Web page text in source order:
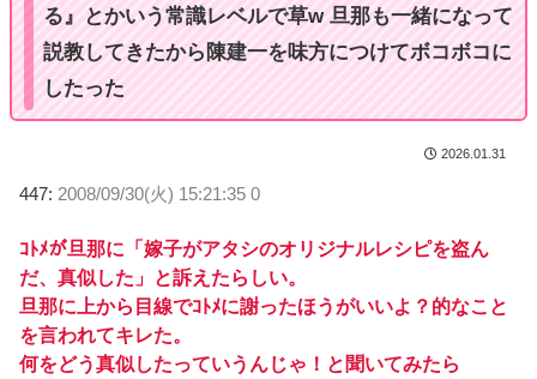
る』とかいう常識レベルで草w 旦那も一緒になって
説教してきたから陳建一を味方につけてボコボコに
したった
2026.01.31
447: 2008/09/30(火) 15:21:35 0
ｺﾄﾒが旦那に「嫁子がアタシのオリジナルレシピを盗ん
だ、真似した」と訴えたらしい。
旦那に上から目線でｺﾄﾒに謝ったほうがいいよ？的なこと
を言われてキレた。
何をどう真似したっていうんじゃ！と聞いてみたら